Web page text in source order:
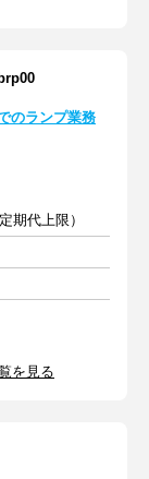
のランプ業務
期代上限）
を見る